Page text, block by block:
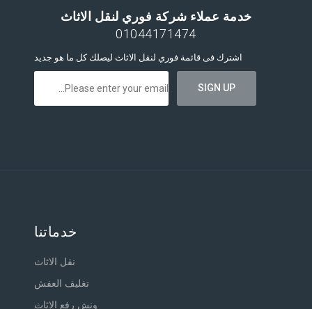
خدمة عملاء شركة فوري لنقل الاثاث
01044171474
اشترك فى قائمة فوري لنقل الاثاث ليصلك كل ما هو جديد
خدماتنا
نقل الاثاث
تغليف العفش
ونش رفع الاثاث